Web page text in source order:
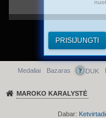
Greitasis meniu
Medaliai Bazaras DUK
MAROKO KARALYSTĖ
Dabar:
PRISIJUNGTI